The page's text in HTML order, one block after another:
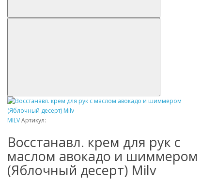
MILVАртикул:
Восстанавл. крем для рук с
маслом авокадо и шиммером
(Яблочный десерт) Milv